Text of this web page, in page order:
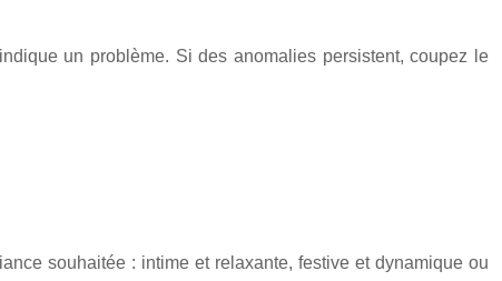
un problème. Si des anomalies persistent, coupez le
souhaitée : intime et relaxante, festive et dynamique ou